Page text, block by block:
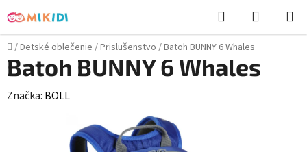
na
obsah
Hľadať
KOŠÍK
Domov
/Detské oblečenie/Prislušenstvo/Batoh BUNNY 6 Whales
Batoh BUNNY 6 Whales
Značka: BOLL